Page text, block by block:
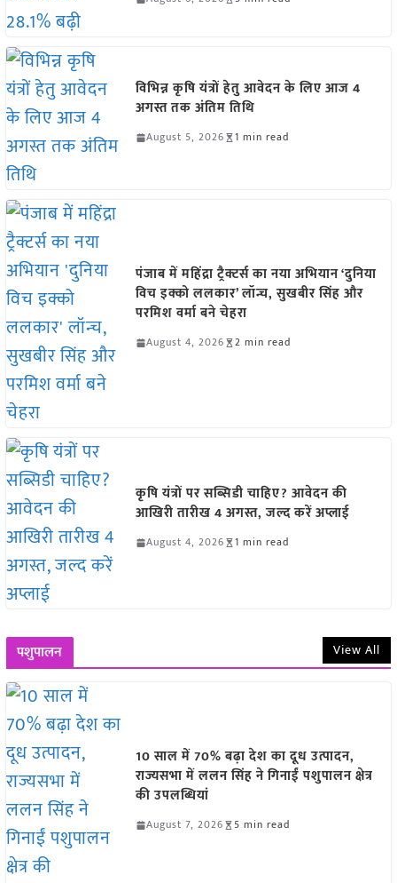
विभिन्न कृषि यंत्रों हेतु आवेदन के लिए आज 4
अगस्त तक अंतिम तिथि
August 5, 2026 1 min read
पंजाब में महिंद्रा ट्रैक्टर्स का नया अभियान ‘दुनिया
विच इक्को ललकार’ लॉन्च, सुखबीर सिंह और
परमिश वर्मा बने चेहरा
August 4, 2026 2 min read
कृषि यंत्रों पर सब्सिडी चाहिए? आवेदन की
आखिरी तारीख 4 अगस्त, जल्द करें अप्लाई
August 4, 2026 1 min read
पशुपालन View All
10 साल में 70% बढ़ा देश का दूध उत्पादन,
राज्यसभा में ललन सिंह ने गिनाईं पशुपालन क्षेत्र
की उपलब्धियां
August 7, 2026 5 min read